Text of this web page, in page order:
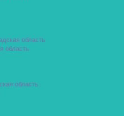
область
область
область